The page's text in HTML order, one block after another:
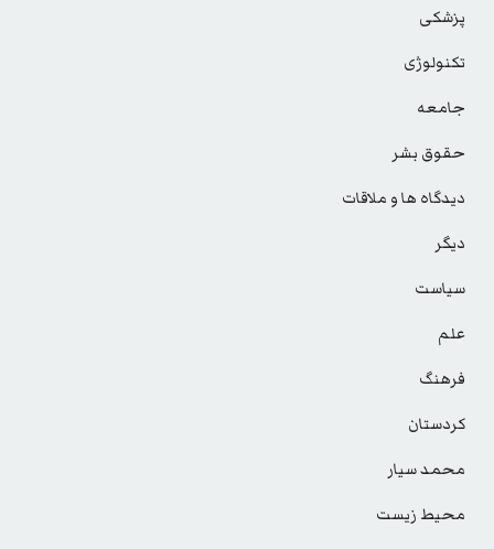
پزشکی
تکنولوژی
جامعه
حقوق بشر
دیدگاه ها و ملاقات
دیگر
سیاست
علم
فرهنگ
کردستان
محمد سیار
محیط زیست